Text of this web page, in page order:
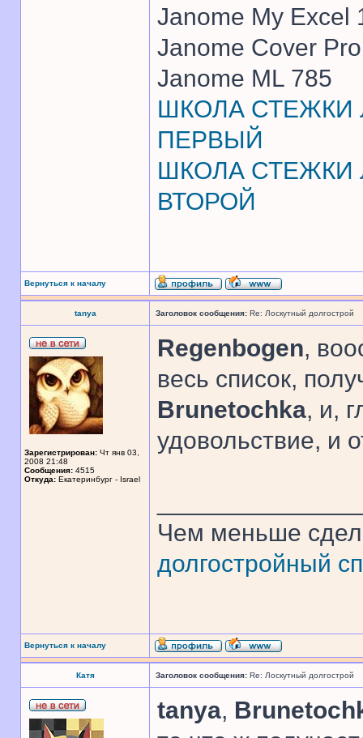
Janome My Excel
Janome Cover
Janome ML 785
ШКОЛА СТЕЖКИ
ПЕРВЫЙ
ШКОЛА СТЕЖКИ
ВТОРОЙ
Вернуться к началу
tanya Заголовок сообщения: Re: Лоскутный долгострой
Зарегистрирован: Чт янв 03,
2008 21:48
Сообщения: 4515
Откуда: Екатеринбург - Israel
Regenbogen,
весь список,
Brunetochka, и,
удовольствие, и
Чем меньше
долгостройный
Вернуться к началу
Катя Заголовок сообщения: Re: Лоскутный долгострой
tanya,